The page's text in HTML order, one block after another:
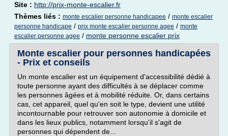
Site : http://prix-monte-escalier.fr
Thèmes liés : monte escalier personne handicapee / monte escalier
personne handicape / prix monte escalier personne agee / monte
escalier personne agee / monte personne escalier prix
Monte escalier pour personnes handicapées
- Prix et conseils
Un monte escalier est un équipement d'accessibilité dédié à
toute personne ayant des difficultés à se déplacer comme
les personnes âgées et à mobilité réduite. Or, dans certains
cas, cet appareil, quel qu'en soit le type, devient une utilité
incontournable pour retrouver son autonomie à domicile et
dans les lieux publics, notamment lorsqu'il s'agit de
personnes qui dépendent de...